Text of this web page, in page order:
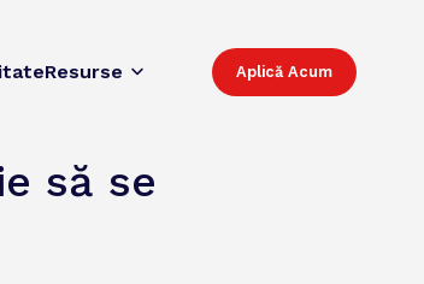
Resurse Aplică Acum
să se